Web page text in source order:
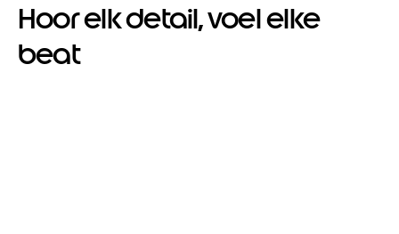
Hoor elk detail, voel elke
beat